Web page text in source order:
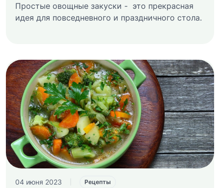
Простые овощные закуски - это прекрасная
идея для повседневного и праздничного стола.
04 июня 2023 Рецепты